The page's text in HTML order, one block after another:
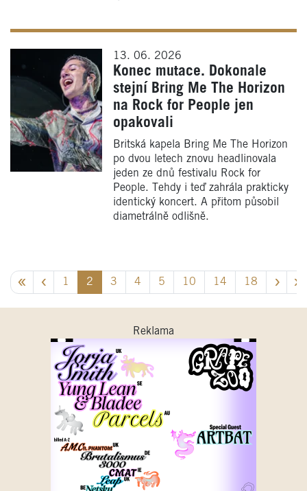
13. 06. 2026
Konec mutace. Dokonale
stejní Bring Me The Horizon
na Rock for People jen
opakovali
Britská kapela Bring Me The Horizon
po dvou letech znovu headlinovala
jeden ze dnů festivalu Rock for
People. Tehdy i teď zahrála prakticky
identický koncert. A přitom působil
diametrálně odlišně.
1 2 3 4 5 10 14 18
Reklama